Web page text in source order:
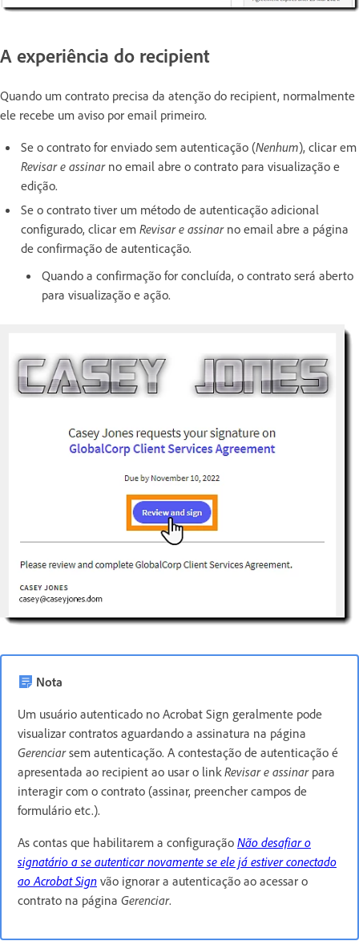
A experiência do recipient
Quando um contrato precisa da atenção do recipient, normalmente
ele recebe um aviso por email primeiro.
Se o contrato for enviado sem autenticação (Nenhum), clicar em
Revisar e assinarno email abre o contrato para visualização e
edição.
Se o contrato tiver um método de autenticação adicional
configurado, clicar em Revisar e assinarno email abre a página
de confirmação de autenticação.
Quando a confirmação for concluída, o contrato será aberto
para visualização e ação.
Nota
Um usuário autenticado no Acrobat Sign geralmente pode
visualizar contratos aguardando a assinatura na página
Gerenciarsem autenticação. A contestação de autenticação é
apresentada ao recipient ao usar o linkRevisar e assinarpara
interagir com o contrato (assinar, preencher campos de
formulário etc.).
As contas que habilitarem a configuração Não desafiar o
signatário a se autenticar novamente se ele já estiver conectado
ao Acrobat Sign vão ignorar a autenticação ao acessar o
contrato na página Gerenciar.